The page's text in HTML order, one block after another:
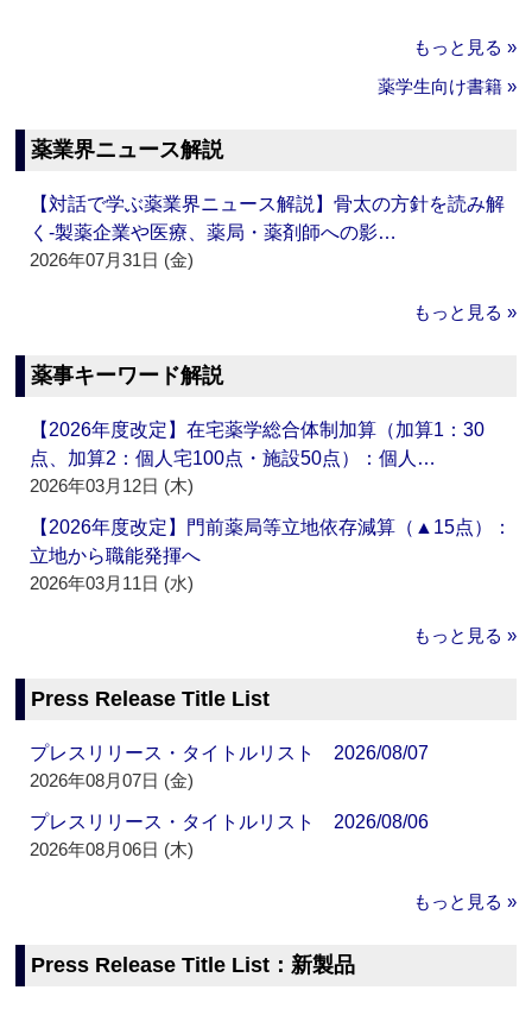
もっと見る »
薬学生向け書籍 »
薬業界ニュース解説
【対話で学ぶ薬業界ニュース解説】骨太の方針を読み解
く‐製薬企業や医療、薬局・薬剤師への影…
2026年07月31日 (金)
もっと見る »
薬事キーワード解説
【2026年度改定】在宅薬学総合体制加算（加算1：30
点、加算2：個人宅100点・施設50点）：個人…
2026年03月12日 (木)
【2026年度改定】門前薬局等立地依存減算（▲15点）：
立地から職能発揮へ
2026年03月11日 (水)
もっと見る »
Press Release Title List
プレスリリース・タイトルリスト 2026/08/07
2026年08月07日 (金)
プレスリリース・タイトルリスト 2026/08/06
2026年08月06日 (木)
もっと見る »
Press Release Title List：新製品